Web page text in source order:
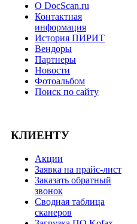
О DocScan.ru
Контактная
информация
История ПИРИТ
Вендоры
Партнеры
Новости
Фотоальбом
Поиск по сайту
КЛИЕНТУ
Акции
Заявка на прайс-лист
Заказать обратный
звонок
Сводная таблица
сканеров